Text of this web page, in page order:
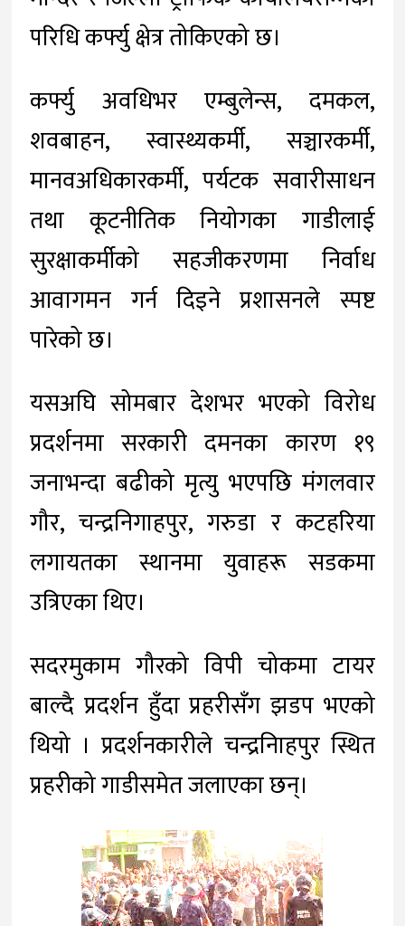
परिधि कर्फ्यु क्षेत्र तोकिएको छ।
कर्फ्यु अवधिभर एम्बुलेन्स, दमकल,
शवबाहन, स्वास्थ्यकर्मी, सञ्चारकर्मी,
मानवअधिकारकर्मी, पर्यटक सवारीसाधन
तथा कूटनीतिक नियोगका गाडीलाई
सुरक्षाकर्मीको सहजीकरणमा निर्वाध
आवागमन गर्न दिइने प्रशासनले स्पष्ट
पारेको छ।
यसअघि सोमबार देशभर भएको विरोध
प्रदर्शनमा सरकारी दमनका कारण १९
जनाभन्दा बढीको मृत्यु भएपछि मंगलवार
गौर, चन्द्रनिगाहपुर, गरुडा र कटहरिया
लगायतका स्थानमा युवाहरू सडकमा
उत्रिएका थिए।
सदरमुकाम गौरको विपी चोकमा टायर
बाल्दै प्रदर्शन हुँदा प्रहरीसँग झडप भएको
थियो । प्रदर्शनकारीले चन्द्रनिाहपुर स्थित
प्रहरीको गाडीसमेत जलाएका छन्।